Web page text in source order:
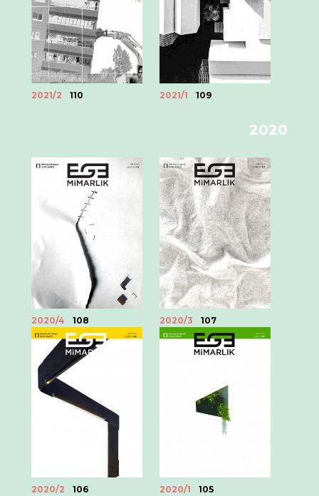
2020
2020/4 108 2020/3 107
2020/2 106 2020/1 105
2021/2 110 2021/1 109